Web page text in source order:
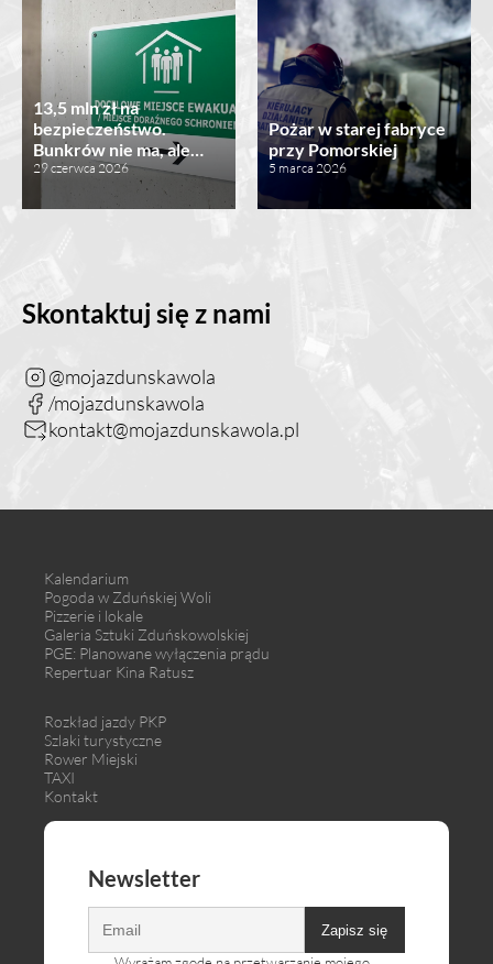
13,5 mln zł na
bezpieczeństwo.
Bunkrów nie ma, ale…
29 czerwca 2026
Pożar w starej fabryce
przy Pomorskiej
5 marca 2026
Skontaktuj się z nami
@mojazdunskawola
/mojazdunskawola
kontakt@mojazdunskawola.pl
Kalendarium
Pogoda w Zduńskiej Woli
Pizzerie i lokale
Galeria Sztuki Zduńskowolskiej
PGE: Planowane wyłączenia prądu
Repertuar Kina Ratusz
Rozkład jazdy PKP
Szlaki turystyczne
Rower Miejski
TAXI
Kontakt
Newsletter
Zapisz się